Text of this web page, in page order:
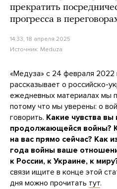
прекратить
прогресса в
14:33, 18 апреля 2025
Источник: Meduza
«Медуза» с 24 февраля
рассказывает о российско-
ежедневных материалах мы
потому что мы уверены: о
говорить. Какие чувства
продолжающейся войны?
на вас прямо сейчас? Как
года войны ваше
к России, к Украине, к
связи ищите в конце этой
дня можно прочитать тут.